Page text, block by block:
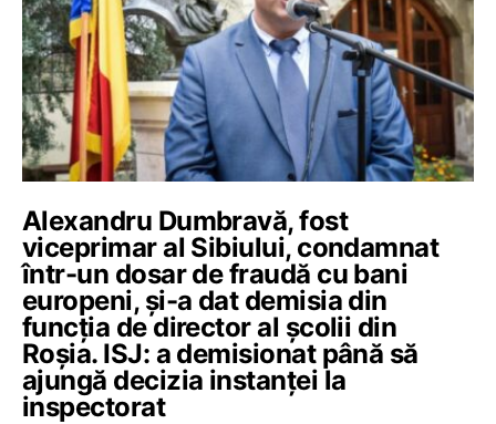
Alexandru Dumbravă, fost
viceprimar al Sibiului, condamnat
într-un dosar de fraudă cu bani
europeni, și-a dat demisia din
funcția de director al școlii din
Roșia. ISJ: a demisionat până să
ajungă decizia instanței la
inspectorat